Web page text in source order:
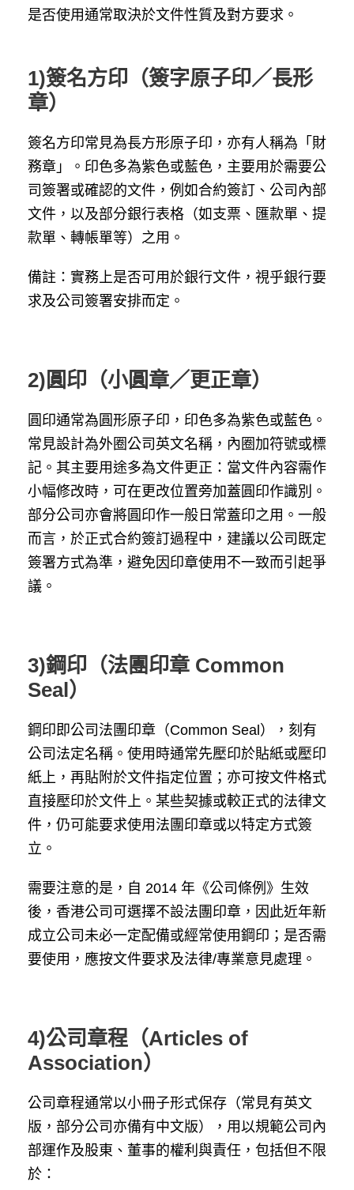
是否使用通常取決於文件性質及對方要求。
1)簽名方印（簽字原子印／長形
章）
簽名方印常見為長方形原子印，亦有人稱為「財
務章」。印色多為紫色或藍色，主要用於需要公
司簽署或確認的文件，例如合約簽訂、公司內部
文件，以及部分銀行表格（如支票、匯款單、提
款單、轉帳單等）之用。
備註：實務上是否可用於銀行文件，視乎銀行要
求及公司簽署安排而定。
2)圓印（小圓章／更正章）
圓印通常為圓形原子印，印色多為紫色或藍色。
常見設計為外圈公司英文名稱，內圈加符號或標
記。其主要用途多為文件更正：當文件內容需作
小幅修改時，可在更改位置旁加蓋圓印作識別。
部分公司亦會將圓印作一般日常蓋印之用。一般
而言，於正式合約簽訂過程中，建議以公司既定
簽署方式為準，避免因印章使用不一致而引起爭
議。
3)鋼印（法團印章 Common
Seal）
鋼印即公司法團印章（Common Seal），刻有
公司法定名稱。使用時通常先壓印於貼紙或壓印
紙上，再貼附於文件指定位置；亦可按文件格式
直接壓印於文件上。某些契據或較正式的法律文
件，仍可能要求使用法團印章或以特定方式簽
立。
需要注意的是，自 2014 年《公司條例》生效
後，香港公司可選擇不設法團印章，因此近年新
成立公司未必一定配備或經常使用鋼印；是否需
要使用，應按文件要求及法律/專業意見處理。
4)公司章程（Articles of
Association）
公司章程通常以小冊子形式保存（常見有英文
版，部分公司亦備有中文版），用以規範公司內
部運作及股東、董事的權利與責任，包括但不限
於：